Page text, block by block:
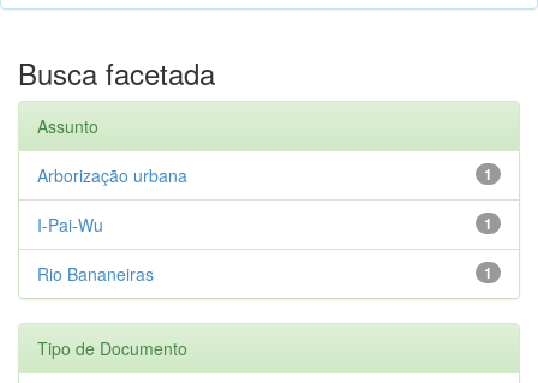
Busca facetada
Assunto
1
Arborização urbana
1
I-Pai-Wu
1
Rio Bananeiras
Tipo de Documento